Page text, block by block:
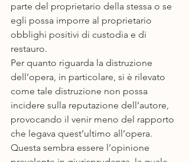
parte del proprietario della stessa o se
egli possa imporre al proprietario
obblighi positivi di custodia e di
restauro.
Per quanto riguarda la distruzione
dell’opera, in particolare, si è rilevato
come tale distruzione non possa
incidere sulla reputazione dell’autore,
provocando il venir meno del rapporto
che legava quest’ultimo all’opera.
Questa sembra essere l’opinione